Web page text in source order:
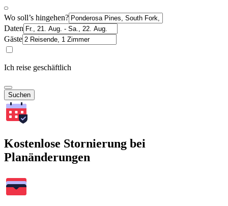
Wo soll’s hingehen?
Daten
Gäste
Ich reise geschäftlich
Suchen
Kostenlose Stornierung bei
Planänderungen